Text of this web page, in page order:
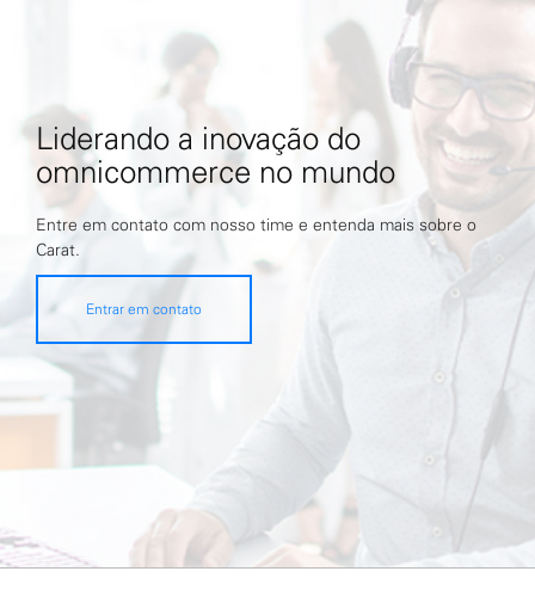
Liderando a inovação do
omnicommerce no mundo
Entre em contato com nosso time e entenda mais sobre o
Carat.
Entrar em contato